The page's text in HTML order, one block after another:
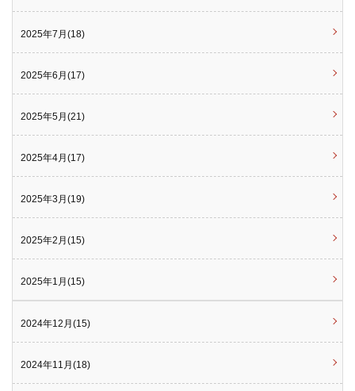
2025年7月(18)
2025年6月(17)
2025年5月(21)
2025年4月(17)
2025年3月(19)
2025年2月(15)
2025年1月(15)
2024年12月(15)
2024年11月(18)